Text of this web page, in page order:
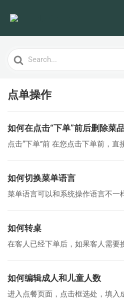
Search
For
点单操作
如何在点击“下单”前后删除菜
点击“下单”前 在您点击下单前，直
如何切换菜单语言
菜单语言可以和系统操作语言不一
如何转桌
在客人已经下单后，如果客人需要
如何编辑成人和儿童人数
进入点餐页面，点击框选处，填入